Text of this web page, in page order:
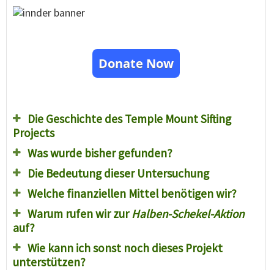
Donate Now
Die Geschichte des Temple Mount Sifting
Projects
Was wurde bisher gefunden?
Die Bedeutung dieser Untersuchung
Welche finanziellen Mittel benötigen wir?
Warum rufen wir zur Halben-Schekel-Aktion
auf?
Wie kann ich sonst noch dieses Projekt
unterstützen?